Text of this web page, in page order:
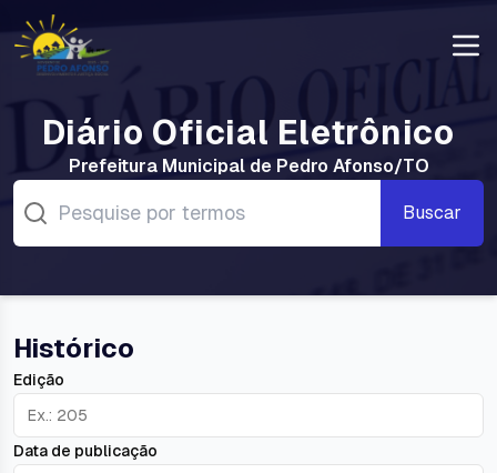
Diário Oficial Eletrônico
Prefeitura Municipal de Pedro Afonso/TO
Buscar
Histórico
Edição
Data de publicação